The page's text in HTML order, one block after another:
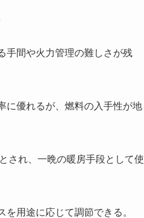
手間や火力管理の難しさが残
に優れるが、燃料の入手性が地
され、一晩の暖房手段として使
用途に応じて調節できる。